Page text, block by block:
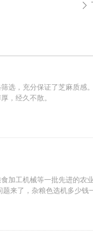
选，充分保证了芝麻质感
，经久不散。
加工机械等一批先进的
来了，杂粮色选机多少钱
ꄲ